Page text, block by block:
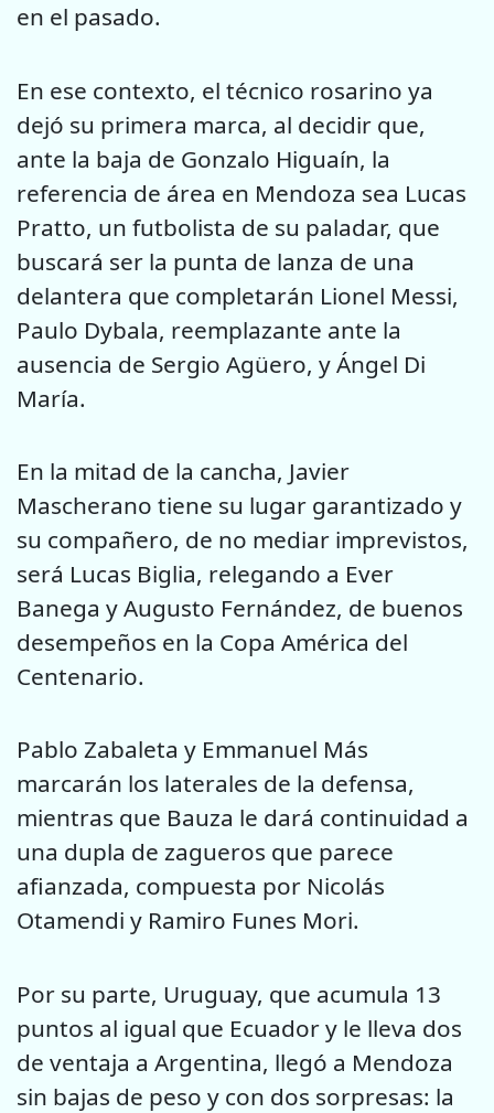
en el pasado.
En ese contexto, el técnico rosarino ya
dejó su primera marca, al decidir que,
ante la baja de Gonzalo Higuaín, la
referencia de área en Mendoza sea Lucas
Pratto, un futbolista de su paladar, que
buscará ser la punta de lanza de una
delantera que completarán Lionel Messi,
Paulo Dybala, reemplazante ante la
ausencia de Sergio Agüero, y Ángel Di
María.
En la mitad de la cancha, Javier
Mascherano tiene su lugar garantizado y
su compañero, de no mediar imprevistos,
será Lucas Biglia, relegando a Ever
Banega y Augusto Fernández, de buenos
desempeños en la Copa América del
Centenario.
Pablo Zabaleta y Emmanuel Más
marcarán los laterales de la defensa,
mientras que Bauza le dará continuidad a
una dupla de zagueros que parece
afianzada, compuesta por Nicolás
Otamendi y Ramiro Funes Mori.
Por su parte, Uruguay, que acumula 13
puntos al igual que Ecuador y le lleva dos
de ventaja a Argentina, llegó a Mendoza
sin bajas de peso y con dos sorpresas: la